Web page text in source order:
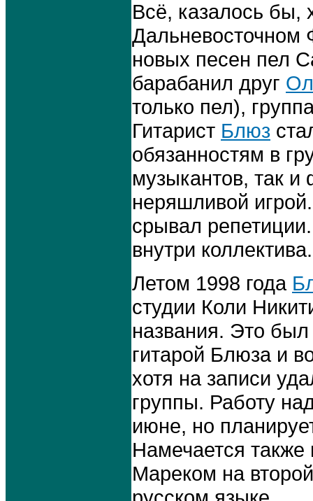
Всё, казалось бы,
Дальневосточном
новых песен пел
барабанил друг
только пел),
Гитарист Блюз
обязанностям в
музыкантов, так и
неряшливой
срывал
внутри коллектива.
Летом 1998 года
студии Коли
названия. Это был
гитарой Блюза и
хотя на записи
группы. Работу
июне, но
Намечается
Мареком на